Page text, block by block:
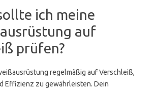
ich meine
auf
prüfen?
regelmäßig auf Verschleiß,
Effizienz zu gewährleisten. Dein